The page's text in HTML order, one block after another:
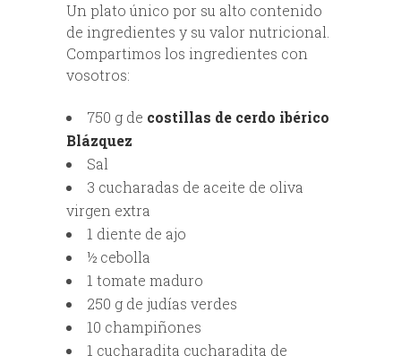
Un plato único por su alto contenido
de ingredientes y su valor nutricional.
Compartimos los ingredientes con
vosotros:
750 g de costillas de cerdo ibérico
Blázquez
Sal
3 cucharadas de aceite de oliva
virgen extra
1 diente de ajo
½ cebolla
1 tomate maduro
250 g de judías verdes
10 champiñones
1 cucharadita cucharadita de